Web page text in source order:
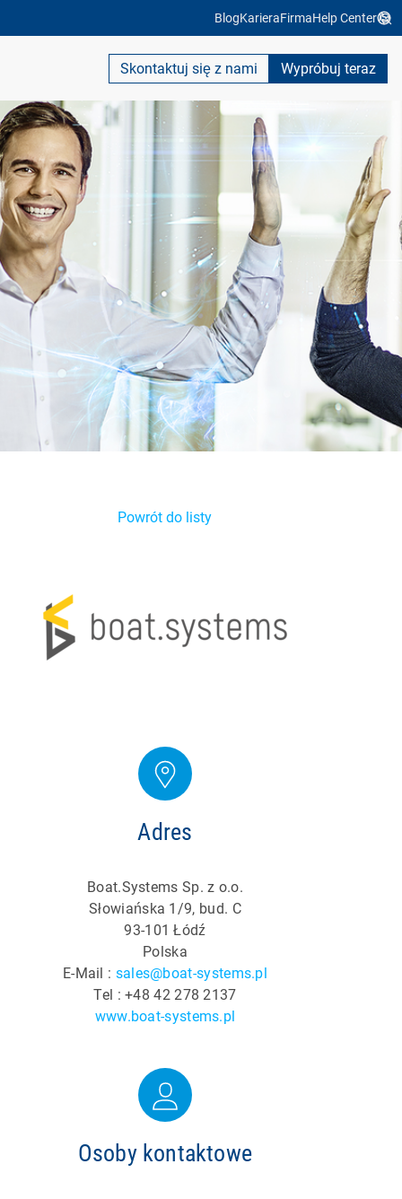
BlogKarieraFirmaHelp Center
Skontaktuj się z nami Wypróbuj teraz
Powrót do listy
Adres
Boat.Systems Sp. z o.o.
Słowiańska 1/9, bud. C
93-101 Łódź
Polska
E-Mail : sales@boat-systems.pl
Tel : +48 42 278 2137
www.boat-systems.pl
Osoby kontaktowe